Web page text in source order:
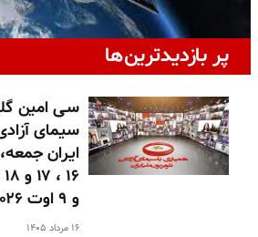
پر بازدیدترین‌ها
سـی امین
سیمای
ایران
و ۹ اوت ۲۰۲۶
۱۶ مرداد ۱۴۰۵